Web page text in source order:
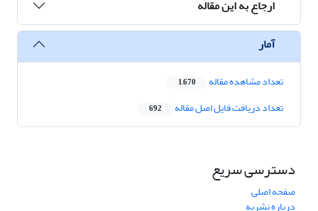
ارجاع به این مقاله
آمار
تعداد مشاهده مقاله 1,670
تعداد دریافت فایل اصل مقاله 692
دسترسی سریع
صفحه اصلی
درباره نشریه